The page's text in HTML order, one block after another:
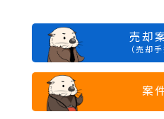
売却
（売却
案